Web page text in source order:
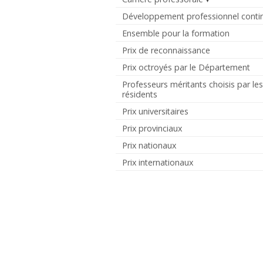
Développement professionnel
Ensemble pour la formation
Prix de reconnaissance
Prix octroyés par le Département
Professeurs méritants choisis par les
résidents
Prix universitaires
Prix provinciaux
Prix nationaux
Prix internationaux